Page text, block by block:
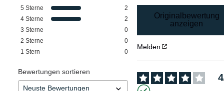
5 Sterne
2
4 Sterne
2
3 Sterne
0
2 Sterne
0
1 Stern 0
Bewertungen sortieren
Originalbewertung
anzeigen
Melden
4